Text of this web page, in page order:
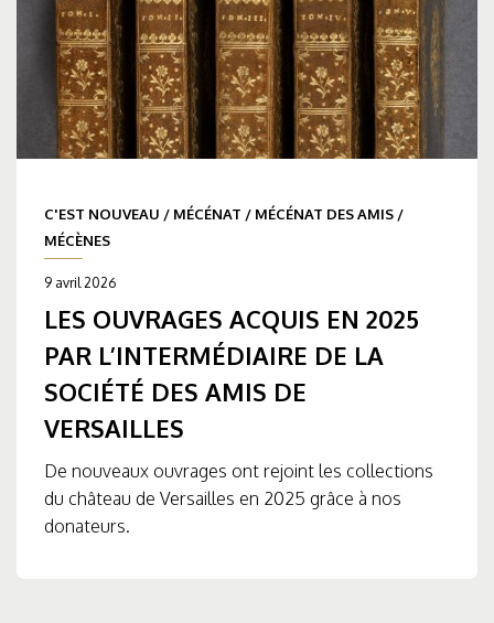
C'EST NOUVEAU / MÉCÉNAT / MÉCÉNAT DES AMIS /
MÉCÈNES
9 avril 2026
LES OUVRAGES ACQUIS EN 2025
PAR L’INTERMÉDIAIRE DE LA
SOCIÉTÉ DES AMIS DE
VERSAILLES
De nouveaux ouvrages ont rejoint les collections
du château de Versailles en 2025 grâce à nos
donateurs.